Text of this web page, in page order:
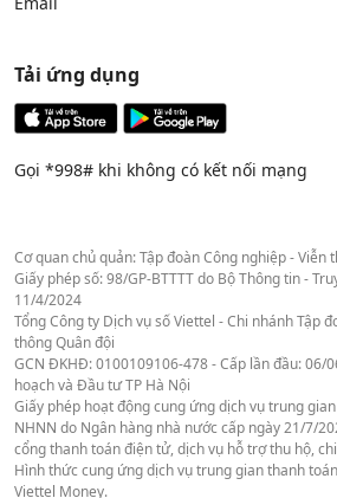
Tải ứng dụng
Gọi *998# khi không có kết nối mạng
Cơ quan chủ quản: Tập đoàn Công nghiệp - Viễn
Giấy phép số: 98/GP-BTTTT do Bộ Thông tin -
11/4/2024
Tổng Công ty Dịch vụ số Viettel - Chi nhánh Tập
thông Quân đội
GCN ĐKHĐ: 0100109106-478 - Cấp lần đầu: 06/
hoạch và Đầu tư TP Hà Nội
Giấy phép hoạt động cung ứng dịch vụ trung
NHNN do Ngân hàng nhà nước cấp ngày 21/7/
cổng thanh toán điện tử, dịch vụ hỗ trợ thu hộ,
Hình thức cung ứng dịch vụ trung gian thanh
Viettel Money.